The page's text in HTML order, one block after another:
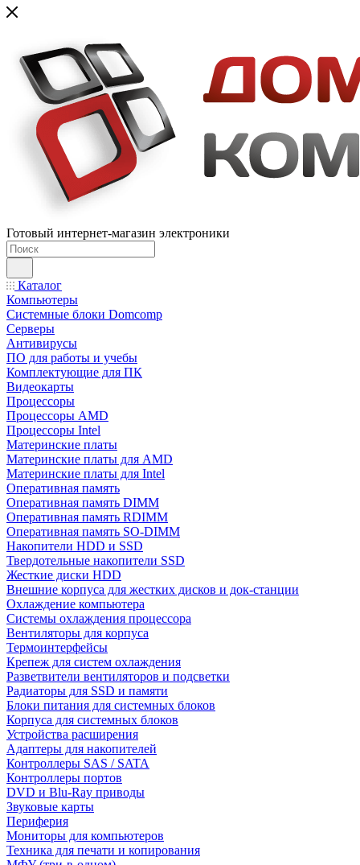
Готовый интернет-магазин электроники
Каталог
Компьютеры
Системные блоки Domcomp
Серверы
Антивирусы
ПО для работы и учебы
Комплектующие для ПК
Видеокарты
Процессоры
Процессоры AMD
Процессоры Intel
Материнские платы
Материнские платы для AMD
Материнские платы для Intel
Оперативная память
Оперативная память DIMM
Оперативная память RDIMM
Оперативная память SO-DIMM
Накопители HDD и SSD
Твердотельные накопители SSD
Жесткие диски HDD
Внешние корпуса для жестких дисков и док-станции
Охлаждение компьютера
Системы охлаждения процессора
Вентиляторы для корпуса
Термоинтерфейсы
Крепеж для систем охлаждения
Разветвители вентиляторов и подсветки
Радиаторы для SSD и памяти
Блоки питания для системных блоков
Корпуса для системных блоков
Устройства расширения
Адаптеры для накопителей
Контроллеры SAS / SATA
Контроллеры портов
DVD и Blu-Ray приводы
Звуковые карты
Периферия
Мониторы для компьютеров
Техника для печати и копирования